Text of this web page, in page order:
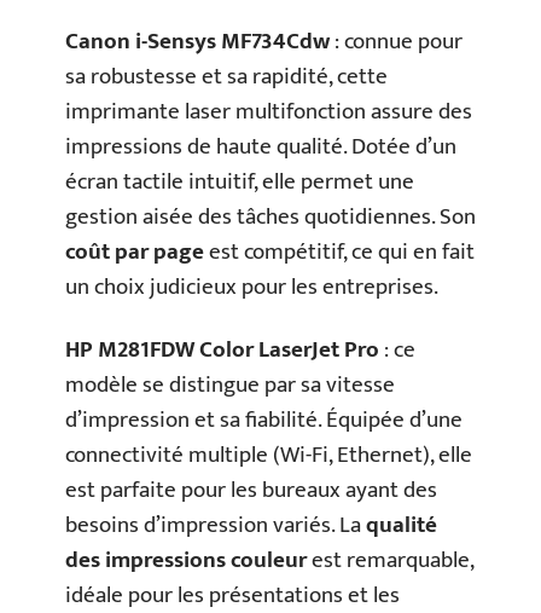
Canon i-Sensys MF734Cdw: connue pour
sa robustesse et sa rapidité, cette
imprimante laser multifonction assure des
impressions de haute qualité. Dotée d’un
écran tactile intuitif, elle permet une
gestion aisée des tâches quotidiennes. Son
coût par pageest compétitif, ce qui en fait
un choix judicieux pour les entreprises.
HP M281FDW Color LaserJet Pro: ce
modèle se distingue par sa vitesse
d’impression et sa fiabilité. Équipée d’une
connectivité multiple (Wi-Fi, Ethernet), elle
est parfaite pour les bureaux ayant des
besoins d’impression variés. Laqualité
des impressions couleurest remarquable,
idéale pour les présentations et les